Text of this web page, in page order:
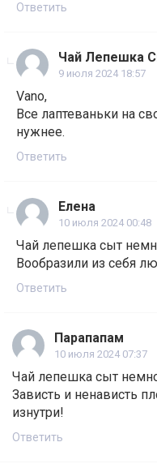
Ответить
Чай Лепешка
9 июля 2024 18:57
Vano,
Все лаптеваньки на
нужнее.
Ответить
Елена
10 июля 2024 00:48
Чай лепешка сыт
Вообразили из себя
Ответить
Парапапам
10 июля 2024 07:37
Чай лепешка сыт
Зависть и ненависть
изнутри!
Ответить